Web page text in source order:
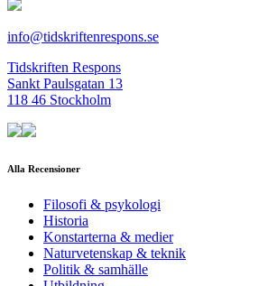
info@tidskriftenrespons.se
Tidskriften Respons
Sankt Paulsgatan 13
118 46 Stockholm
Alla Recensioner
Filosofi & psykologi
Historia
Konstarterna & medier
Naturvetenskap & teknik
Politik & samhälle